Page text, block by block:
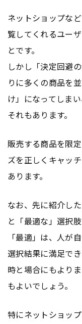
ネットショップな
覧してくれるユー
とです。
しかし「決定回避
りに多くの商品を
け」になってしま
それもあります。
販売する商品を限
ズを正しくキャッ
あります。
なお、先に紹介し
と「最適な」選択
「最適」は、人が
選択結果に満足で
時と場合にもより
もよいでしょう。
特にネットショッ